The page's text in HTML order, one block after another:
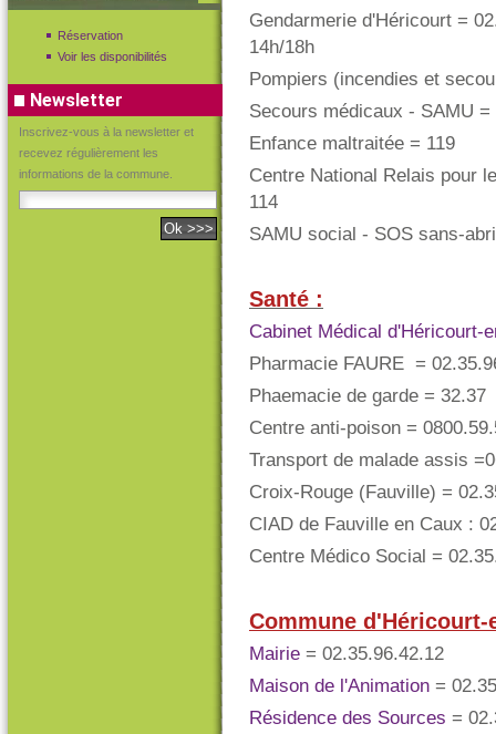
Gendarmerie d'Héricourt =
14h/18h
Pompiers (incendies et
Secours médicaux - SAMU =
Enfance maltraitée = 119
Centre National Relais pour
114
SAMU social - SOS sans-
Santé :
Cabinet Médical d'Héricourt-
Pharmacie FAURE =
Phaemacie de garde = 32.37
Centre anti-poison =
Transport de malade assis
Croix-Rouge (Fauville) =
CIAD de Fauville en Caux :
Centre Médico Social =
Commune d'Héricourt-
Mairie = 02.35.96.42.12
Maison de l'Animation =
Résidence des Sources =
Réservation
Voir les disponibilités
Newsletter
Inscrivez-vous à la newsletter et
recevez régulièrement les
informations de la commune.